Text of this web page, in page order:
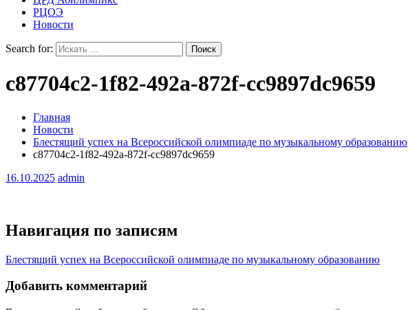
РЦОЭ
Новости
Search for:
c87704c2-1f82-492a-872f-cc9897dc9659
Главная
Новости
Блестящий успех на Всероссийской олимпиаде по музыкальному образованию
c87704c2-1f82-492a-872f-cc9897dc9659
16.10.2025 admin
Навигация по записям
Блестящий успех на Всероссийской олимпиаде по музыкальному образованию
Добавить комментарий